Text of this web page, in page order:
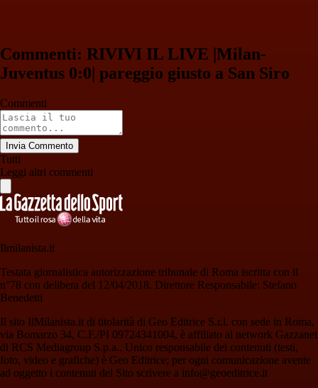
Commenti: RIVIVI IL LIVE |Milan-
Juventus 0:0| pareggio giusto a San Siro
Commenti
Invia Commento
Tutti
Leggi altri commenti
Ilmilanista.it
Testata giornalistica autorizzazione tribunale di Roma iscritta con il
n°78 con delibera del 12/04/2018. Direttore Responsabile: Stefano
Benedetti
Il sito IlMilanista.it di titolarità di Geo Editrice S.r.l. con sede in Roma,
via Bomarzo 34, C.F./PI 09724341004, è affiliato al network Gazzanet
di RCS Mediagroup S.p.a.. Unico responsabile dei contenuti (testi,
foto, video e grafiche) è Geo Editrice; per ogni comunicazione avente
ad oggetto i contenuti del Sito scrivere a info@geoeditrice.it